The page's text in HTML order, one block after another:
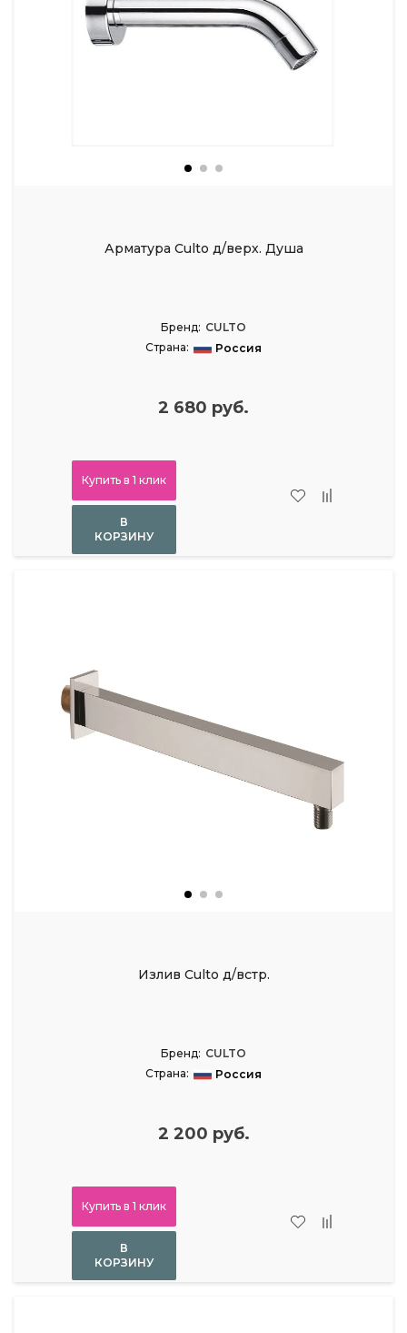
Арматура Culto д/верх. Душа
Бренд: CULTO
Страна:
Россия
2 680 руб.
Купить в 1 клик
В
КОРЗИНУ
Излив Culto д/встр.
Бренд: CULTO
Страна:
Россия
2 200 руб.
Купить в 1 клик
В
КОРЗИНУ